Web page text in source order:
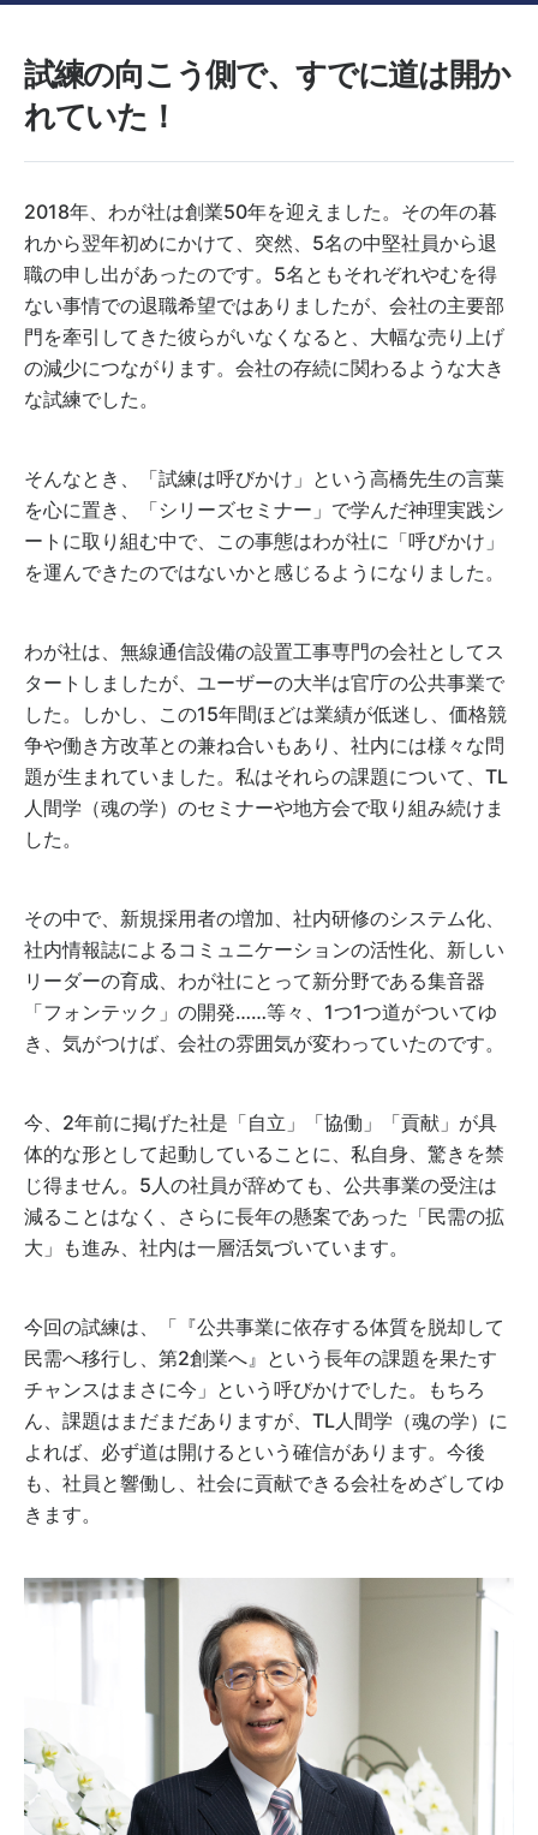
試練の向こう側で、すでに道は開か
れていた！
2018年、わが社は創業50年を迎えました。その年の暮
れから翌年初めにかけて、突然、5名の中堅社員から退
職の申し出があったのです。5名ともそれぞれやむを得
ない事情での退職希望ではありましたが、会社の主要部
門を牽引してきた彼らがいなくなると、大幅な売り上げ
の減少につながります。会社の存続に関わるような大き
な試練でした。
そんなとき、「試練は呼びかけ」という高橋先生の言葉
を心に置き、「シリーズセミナー」で学んだ神理実践シ
ートに取り組む中で、この事態はわが社に「呼びかけ」
を運んできたのではないかと感じるようになりました。
わが社は、無線通信設備の設置工事専門の会社としてス
タートしましたが、ユーザーの大半は官庁の公共事業で
した。しかし、この15年間ほどは業績が低迷し、価格競
争や働き方改革との兼ね合いもあり、社内には様々な問
題が生まれていました。私はそれらの課題について、TL
人間学（魂の学）のセミナーや地方会で取り組み続けま
した。
その中で、新規採用者の増加、社内研修のシステム化、
社内情報誌によるコミュニケーションの活性化、新しい
リーダーの育成、わが社にとって新分野である集音器
「フォンテック」の開発……等々、1つ1つ道がついてゆ
き、気がつけば、会社の雰囲気が変わっていたのです。
今、2年前に掲げた社是「自立」「協働」「貢献」が具
体的な形として起動していることに、私自身、驚きを禁
じ得ません。5人の社員が辞めても、公共事業の受注は
減ることはなく、さらに長年の懸案であった「民需の拡
大」も進み、社内は一層活気づいています。
今回の試練は、「『公共事業に依存する体質を脱却して
民需へ移行し、第2創業へ』という長年の課題を果たす
チャンスはまさに今」という呼びかけでした。もちろ
ん、課題はまだまだありますが、TL人間学（魂の学）に
よれば、必ず道は開けるという確信があります。今後
も、社員と響働し、社会に貢献できる会社をめざしてゆ
きます。